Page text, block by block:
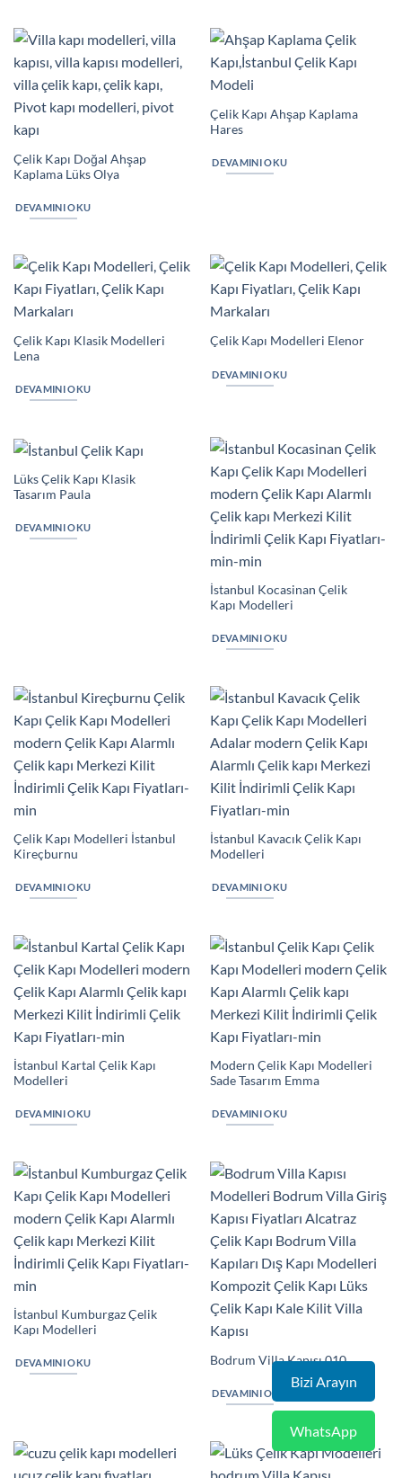
Çelik Kapı Doğal Ahşap
Kaplama Lüks Olya
DEVAMINI OKU
Çelik Kapı Ahşap Kaplama
Hares
DEVAMINI OKU
Çelik Kapı Klasik Modelleri
Lena
DEVAMINI OKU
Çelik Kapı Modelleri Elenor
DEVAMINI OKU
Lüks Çelik Kapı Klasik
Tasarım Paula
DEVAMINI OKU
İstanbul Kocasinan Çelik
Kapı Modelleri
DEVAMINI OKU
Çelik Kapı Modelleri İstanbul
Kireçburnu
DEVAMINI OKU
İstanbul Kavacık Çelik Kapı
Modelleri
DEVAMINI OKU
İstanbul Kartal Çelik Kapı
Modelleri
DEVAMINI OKU
Modern Çelik Kapı Modelleri
Sade Tasarım Emma
DEVAMINI OKU
İstanbul Kumburgaz Çelik
Kapı Modelleri
DEVAMINI OKU Bodrum Villa Kapısı 010
DEVAMINI OKU
Bizi Arayın
WhatsApp